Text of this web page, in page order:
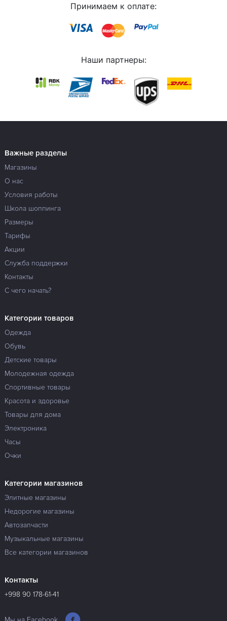
Принимаем к оплате:
Наши партнеры:
Важные разделы
Магазины
О нас
Условия работы
Школа шоппинга
Размеры
Тарифы
Акции
Служба поддержки
Контакты
С чего начать?
Категории товаров
Одежда
Обувь
Детские товары
Молодежная одежда
Спортивные товары
Красота и здоровье
Товары для дома
Электроника
Часы
Очки
Категории магазинов
Элитные магазины
Недорогие магазины
Автозапчасти
Музыкальные магазины
Все категории магазинов
Контакты
+998 90 178-61-41